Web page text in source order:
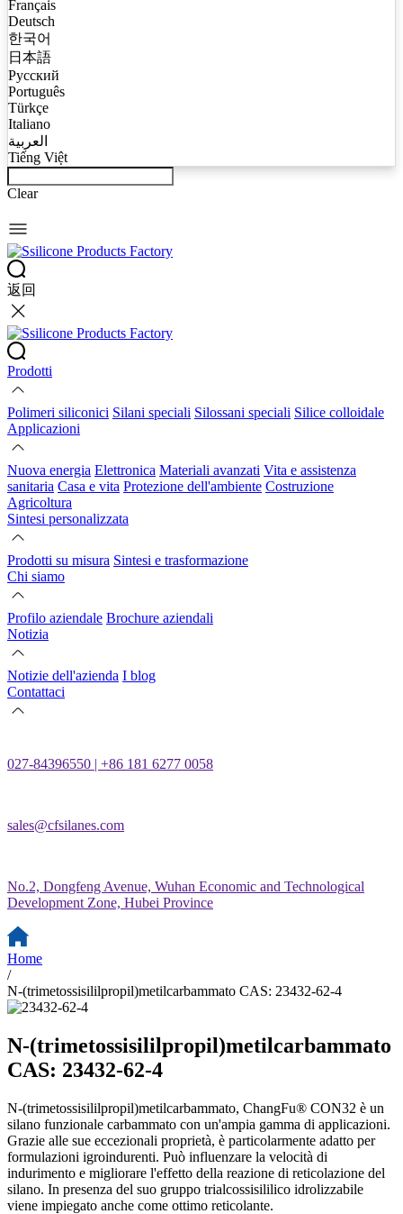
Français
Deutsch
한국어
日本語
Русский
Português
Türkçe
Italiano
العربية
Tiếng Việt
Clear
返回
Prodotti
Polimeri siliconici Silani speciali Silossani speciali Silice colloidale
Applicazioni
Nuova energia Elettronica Materiali avanzati Vita e assistenza
sanitaria Casa e vita Protezione dell'ambiente Costruzione
Agricoltura
Sintesi personalizzata
Prodotti su misura Sintesi e trasformazione
Chi siamo
Profilo aziendale Brochure aziendali
Notizia
Notizie dell'azienda I blog
Contattaci
027-84396550 | +86 181 6277 0058
sales@cfsilanes.com
No.2, Dongfeng Avenue, Wuhan Economic and Technological
Development Zone, Hubei Province
Home
/
N-(trimetossisililpropil)metilcarbammato CAS: 23432-62-4
N-(trimetossisililpropil)metilcarbammato
CAS: 23432-62-4
N-(trimetossisililpropil)metilcarbammato, ChangFu® CON32 è un
silano funzionale carbammato con un'ampia gamma di applicazioni.
Grazie alle sue eccezionali proprietà, è particolarmente adatto per
formulazioni igroindurenti. Può influenzare la velocità di
indurimento e migliorare l'effetto della reazione di reticolazione del
silano. In presenza del suo gruppo trialcossisililico idrolizzabile
viene impiegato anche come ottimo reticolante.